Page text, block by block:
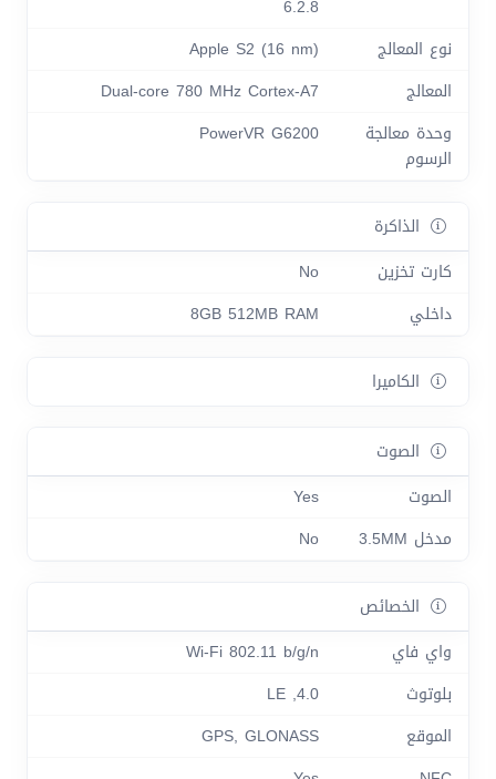
6.2.8
نوع المعالج
Apple S2 (16 nm)
المعالج
Dual-core 780 MHz Cortex-A7
وحدة معالجة
الرسوم
PowerVR G6200
الذاكرة
كارت تخزين
No
داخلي
8GB 512MB RAM
الكاميرا
الصوت
الصوت
Yes
مدخل 3.5MM
No
الخصائص
واي فاي
Wi-Fi 802.11 b/g/n
بلوتوث
4.0, LE
الموقع
GPS, GLONASS